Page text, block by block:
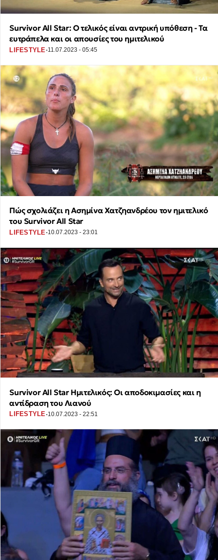
Survivor All Star: Ο τελικός είναι αντρική υπόθεση - Τα
ευτράπελα και οι απουσίες του ημιτελικού
LIFESTYLE ·11.07.2023 - 05:45
Πώς σχολιάζει η Ασημίνα Χατζηανδρέου τον ημιτελικό
του Survivor All Star
LIFESTYLE ·10.07.2023 - 23:01
Survivor All Star Ημιτελικός: Οι αποδοκιμασίες και η
αντίδραση του Λιανού
LIFESTYLE·10.07.2023 - 22:51